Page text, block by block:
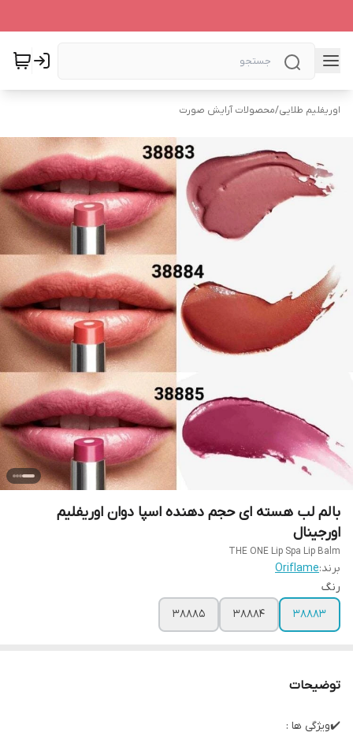
اوریفلیم طلایی/محصولات آرایش صورت
بالم لب هسته ای حجم دهنده اسپا دوان اوریفلیم
اورجینال
THE ONE Lip Spa Lip Balm
برند:Oriflame
رنگ
38883
38884
38885
توضیحات
✔️ویژگی ها :